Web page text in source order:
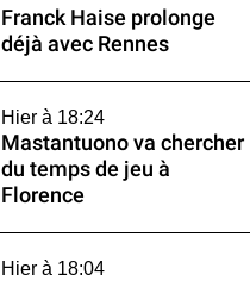
Franck Haise prolonge
déjà avec Rennes
Hier à 18:24
Mastantuono va chercher
du temps de jeu à
Florence
Hier à 18:04